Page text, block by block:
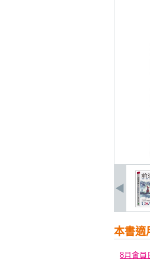
本書適
8月會員